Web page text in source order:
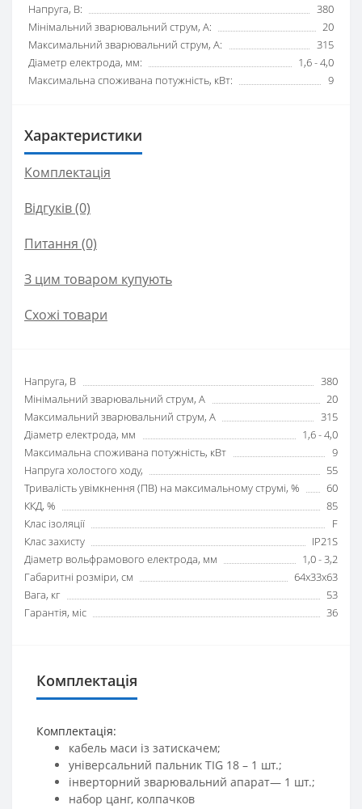
Напруга, В:
380
Мінімальний зварювальний струм, А:
20
Максимальний зварювальний струм, А:
315
Діаметр електрода, мм:
1,6 - 4,0
Максимальна споживана потужність, кВт:
9
Характеристики
Комплектація
Відгуків (0)
Питання (0)
З цим товаром купують
Схожі товари
Напруга, В
380
Мінімальний зварювальний струм, А
20
Максимальний зварювальний струм, А
315
Діаметр електрода, мм
1,6 - 4,0
Максимальна споживана потужність, кВт
9
Напруга холостого ходу,
55
Тривалість увімкнення (ПВ) на максимальному струмі, %
60
ККД, %
85
Клас ізоляції
F
Клас захисту
IP21S
Діаметр вольфрамового електрода, мм
1,0 - 3,2
Габаритні розміри, см
64х33х63
Вага, кг
53
Гарантія, міс
36
Комплектація
Комплектація:
кабель маси із затискачем;
універсальний пальник TIG 18 – 1 шт.;
інверторний зварювальний апарат— 1 шт.;
набор цанг, колпачков